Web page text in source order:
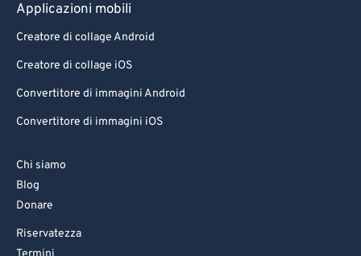
Applicazioni mobili
Creatore di collage Android
Creatore di collage iOS
Convertitore di immagini Android
Convertitore di immagini iOS
Chi siamo
Blog
Donare
Riservatezza